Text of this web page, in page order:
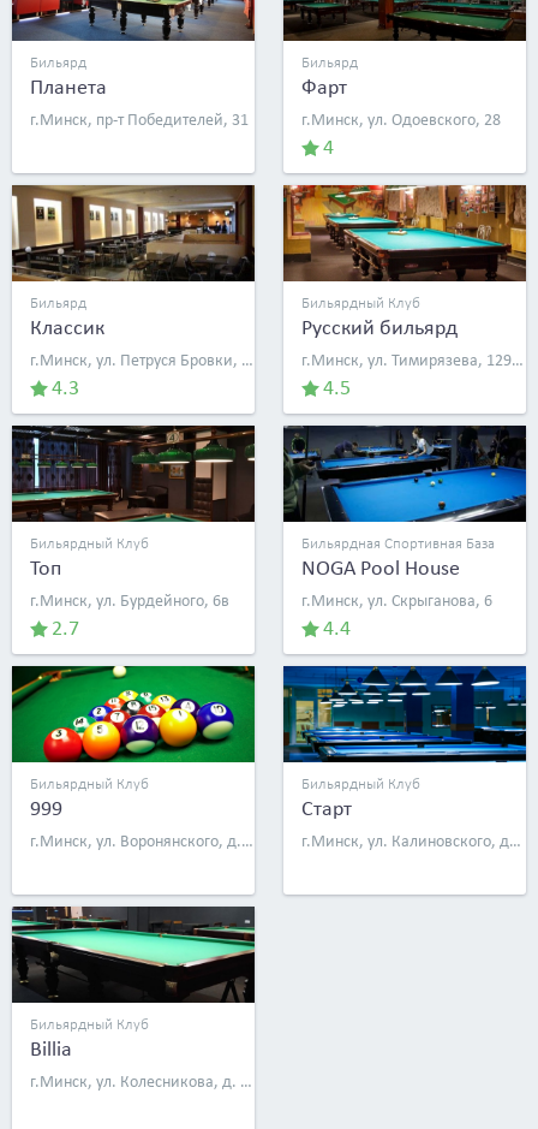
Бильярд
Планета
г.Минск, пр-т Победителей, 31
Бильярд
Фарт
г.Минск, ул. Одоевского, 28
4
Бильярд
Классик
г.Минск, ул. Петруся Бровки, 8а
4.3
Бильярдный Клуб
Русский бильярд
г.Минск, ул. Тимирязева, 129/1
4.5
Бильярдный Клуб
Топ
г.Минск, ул. Бурдейного, 6в
2.7
Бильярдная Спортивная База
NOGA Pool House
г.Минск, ул. Скрыганова, 6
4.4
Бильярдный Клуб
999
г.Минск, ул. Воронянского, д. 4б, эт. 2
Бильярдный Клуб
Старт
г.Минск, ул. Калиновского, д. 66А
Бильярдный Клуб
Billia
г.Минск, ул. Колесникова, д. 15